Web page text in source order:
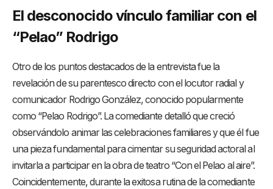
El desconocido vínculo familiar con el
“Pelao” Rodrigo
Otro de los puntos destacados de la entrevista fue la
revelación de su parentesco directo con el locutor radial y
comunicador Rodrigo González, conocido popularmente
como “Pelao Rodrigo”. La comediante detalló que creció
observándolo animar las celebraciones familiares y que él fue
una pieza fundamental para cimentar su seguridad actoral al
invitarla a participar en la obra de teatro “Con el Pelao al aire”.
Coincidentemente, durante la exitosa rutina de la comediante